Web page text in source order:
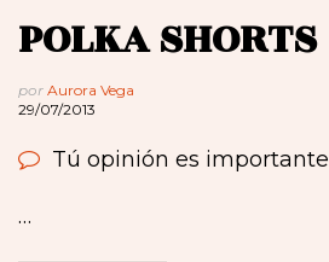
POLKA SHORTS
por Aurora Vega
29/07/2013
Tú opinión es importante
…